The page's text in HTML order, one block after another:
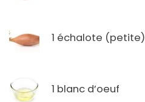
1 échalote (petite)
1 blanc d’oeuf